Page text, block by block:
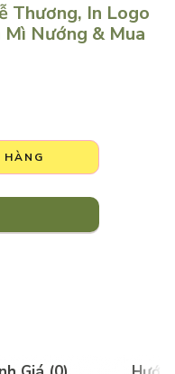
Thương, In Logo
Mì Nướng & Mua